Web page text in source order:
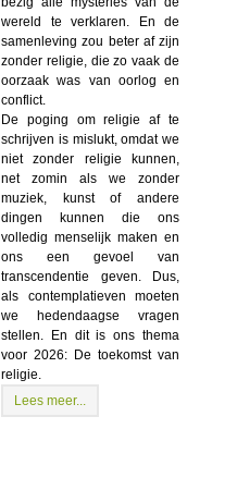
wereld te verklaren. En de
samenleving zou beter af zijn
zonder religie, die zo vaak de
oorzaak was van oorlog en
conflict.
De poging om religie af te
schrijven is mislukt, omdat we
niet zonder religie kunnen,
net zomin als we zonder
muziek, kunst of andere
dingen kunnen die ons
volledig menselijk maken en
ons een gevoel van
transcendentie geven. Dus,
als contemplatieven moeten
we hedendaagse vragen
stellen. En dit is ons thema
voor 2026: De toekomst van
religie.
Lees meer...